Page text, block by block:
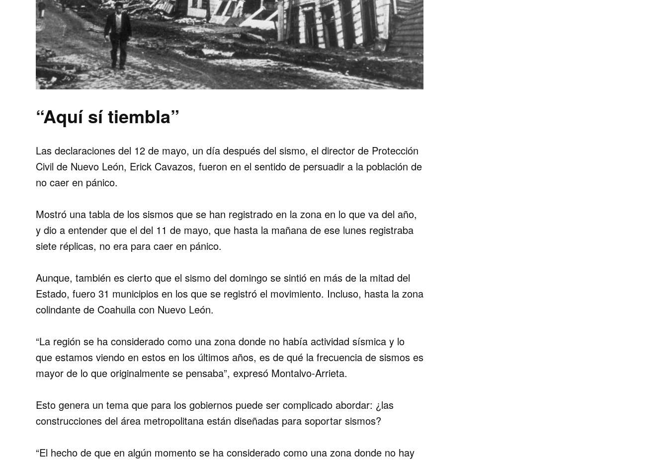
“Aquí sí tiembla”
Las declaraciones del 12 de mayo, un día después del sismo, el director de Protección
Civil de Nuevo León, Erick Cavazos, fueron en el sentido de persuadir a la población de
no caer en pánico.
Mostró una tabla de los sismos que se han registrado en la zona en lo que va del año,
y dio a entender que el del 11 de mayo, que hasta la mañana de ese lunes registraba
siete réplicas, no era para caer en pánico.
Aunque, también es cierto que el sismo del domingo se sintió en más de la mitad del
Estado, fuero 31 municipios en los que se registró el movimiento. Incluso, hasta la zona
colindante de Coahuila con Nuevo León.
“La región se ha considerado como una zona donde no había actividad sísmica y lo
que estamos viendo en estos en los últimos años, es de qué la frecuencia de sismos es
mayor de lo que originalmente se pensaba”, expresó Montalvo-Arrieta.
Esto genera un tema que para los gobiernos puede ser complicado abordar: ¿las
construcciones del área metropolitana están diseñadas para soportar sismos?
“El hecho de que en algún momento se ha considerado como una zona donde no hay